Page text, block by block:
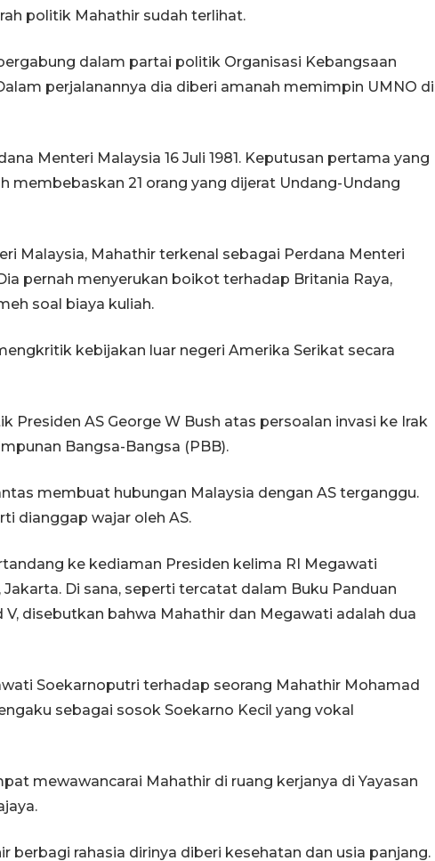
politik Mahathir sudah terlihat.
dalam partai politik Organisasi Kebangsaan
perjalanannya dia diberi amanah memimpin UMNO di
Menteri Malaysia 16 Juli 1981. Keputusan pertama yang
membebaskan 21 orang yang dijerat Undang-Undang
Malaysia, Mahathir terkenal sebagai Perdana Menteri
pernah menyerukan boikot terhadap Britania Raya,
soal biaya kuliah.
kebijakan luar negeri Amerika Serikat secara
Presiden AS George W Bush atas persoalan invasi ke Irak
Bangsa-Bangsa (PBB).
membuat hubungan Malaysia dengan AS terganggu.
dianggap wajar oleh AS.
ke kediaman Presiden kelima RI Megawati
Di sana, seperti tercatat dalam Buku Panduan
V, disebutkan bahwa Mahathir dan Megawati adalah dua
Soekarnoputri terhadap seorang Mahathir Mohamad
sebagai sosok Soekarno Kecil yang vokal
mewawancarai Mahathir di ruang kerjanya di Yayasan
berbagi rahasia dirinya diberi kesehatan dan usia panjang.